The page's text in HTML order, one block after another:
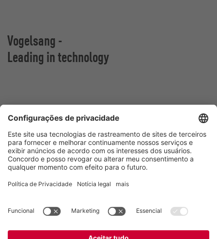
Vogelsang -
Leading in technology
Av. Theodomiro Porto da Fonseca, 3397
São Leopoldo/RS, 93022-715
Brasil
contato@vogelsang.com.br